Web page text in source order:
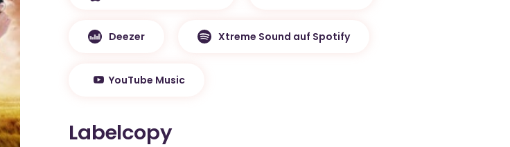
Deezer Xtreme Sound auf Spotify
YouTube Music
Labelcopy